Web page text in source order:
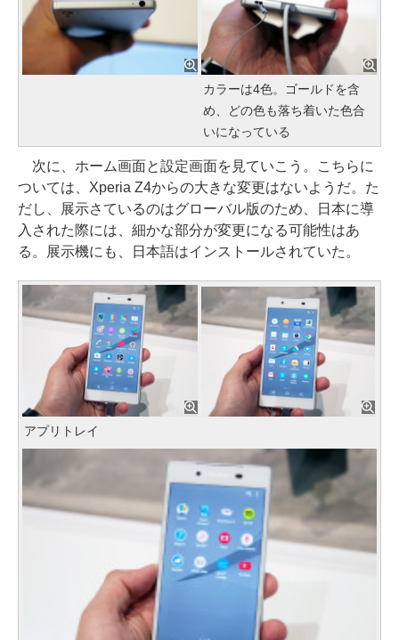
カラーは4色。ゴールドを含
め、どの色も落ち着いた色合
いになっている
次に、ホーム画面と設定画面を見ていこう。こちらに
ついては、Xperia Z4からの大きな変更はないようだ。た
だし、展示さているのはグローバル版のため、日本に導
入された際には、細かな部分が変更になる可能性はあ
る。展示機にも、日本語はインストールされていた。
アプリトレイ